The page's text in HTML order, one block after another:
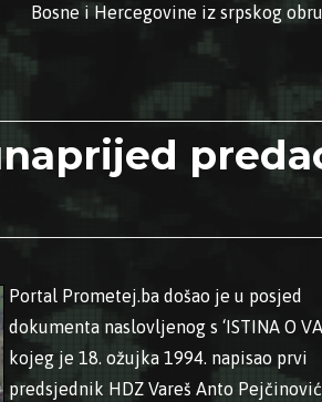
Bosne i Hercegovine iz srpskog
“Oluja””
Portal Prometej.ba došao je u posjed
dokumenta naslovljenog s ‘ISTINA O
kojeg je 18. ožujka 1994. napisao prvi
predsjednik HDZ Vareš Anto